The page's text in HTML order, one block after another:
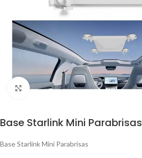
Clic para ampliar
Base Starlink Mini Parabrisas
Base Starlink Mini Parabrisas